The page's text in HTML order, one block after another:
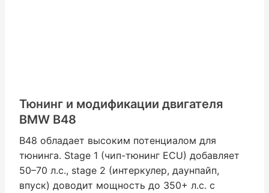
Тюнинг и модификации двигателя
BMW B48
B48 обладает высоким потенциалом для
тюнинга. Stage 1 (чип-тюнинг ECU) добавляет
50–70 л.с., stage 2 (интеркулер, даунпайп,
впуск) доводит мощность до 350+ л.с. с